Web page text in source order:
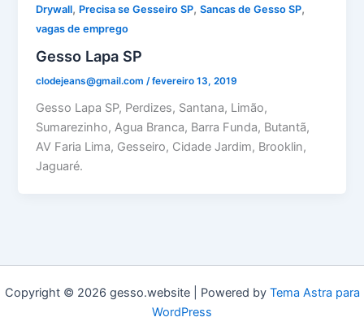
Drywall, Precisa se Gesseiro SP,Sancas de Gesso SP,
vagas de emprego
Gesso Lapa SP
clodejeans@gmail.com/fevereiro 13, 2019
Gesso Lapa SP, Perdizes, Santana, Limão,
Sumarezinho, Agua Branca, Barra Funda, Butantã,
AV Faria Lima, Gesseiro, Cidade Jardim, Brooklin,
Jaguaré.
Copyright © 2026 gesso.website | Powered by Tema Astra para
WordPress